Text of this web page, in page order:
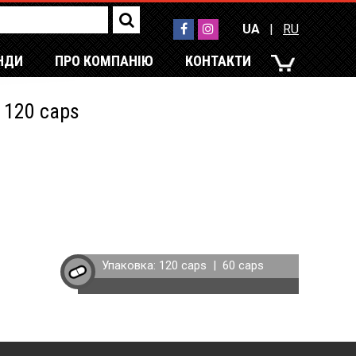
UA|RU
ПРО КОМПАНІЮ КОНТАКТИ
caps
Упаковка: 120 caps | 60 caps